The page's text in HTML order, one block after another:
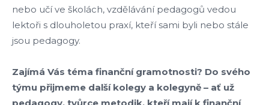
nebo učí ve školách, vzdělávání pedagogů vedou
lektoři s dlouholetou praxí, kteří sami byli nebo stále
jsou pedagogy.
Zajímá Vás téma finanční gramotnosti? Do svého
týmu přijmeme další kolegy a kolegyně – ať už